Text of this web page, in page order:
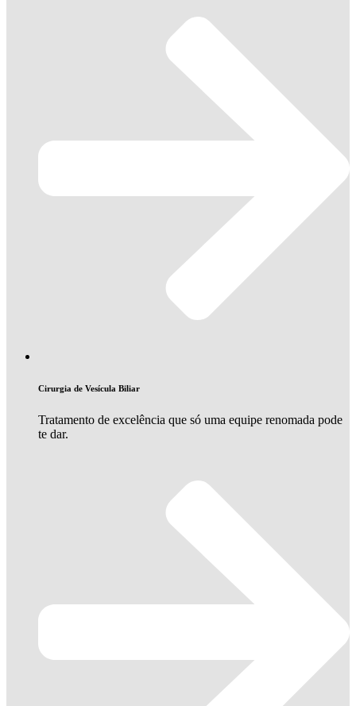
Cirurgia de Vesícula Biliar
Tratamento de excelência que só uma equipe renomada pode
te dar.